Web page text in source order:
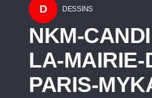
D DESSINS
NKM-
LA-MAIRIE-
PARIS-